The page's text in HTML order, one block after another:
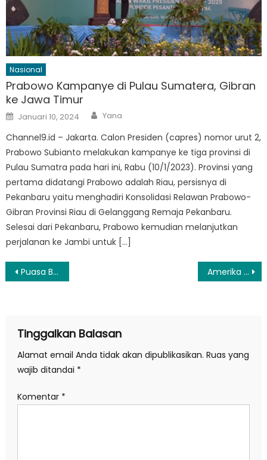
Nasional
Prabowo Kampanye di Pulau Sumatera, Gibran
ke Jawa Timur
Posted
on
Januari 10, 2024 Author
Yana
Channel9.id – Jakarta. Calon Presiden (capres) nomor urut 2,
Prabowo Subianto melakukan kampanye ke tiga provinsi di
Pulau Sumatra pada hari ini, Rabu (10/1/2023). Provinsi yang
pertama didatangi Prabowo adalah Riau, persisnya di
Pekanbaru yaitu menghadiri Konsolidasi Relawan Prabowo-
Gibran Provinsi Riau di Gelanggang Remaja Pekanbaru.
Selesai dari Pekanbaru, Prabowo kemudian melanjutkan
perjalanan ke Jambi untuk […]
Navigasi
Puasa Bikin Lesu dan Lemas? Atasi dengan Tips ini Amerika Akan Menarik Pasukannya dari Afghanistan
Tinggalkan Balasan
Alamat email Anda tidak akan dipublikasikan. Ruas yang
wajib ditandai *
Komentar *